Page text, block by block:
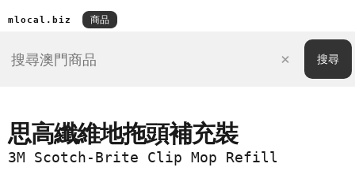
mlocal.biz 商品
思高纖維地拖頭補充裝
3M Scotch-Brite Clip Mop Refill